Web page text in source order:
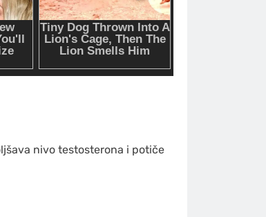
nivo testosterona i potiče